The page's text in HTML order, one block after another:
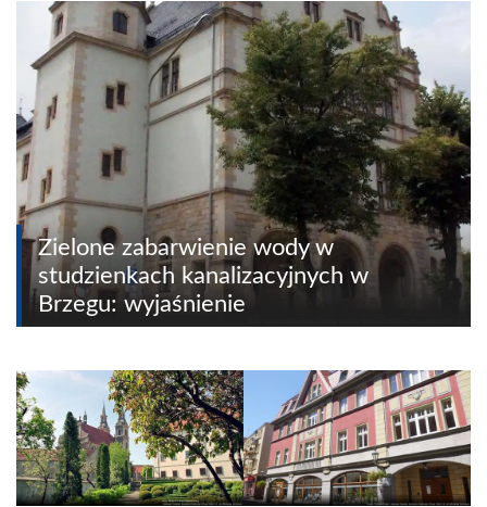
Zielone zabarwienie wody w
studzienkach kanalizacyjnych w
Brzegu: wyjaśnienie